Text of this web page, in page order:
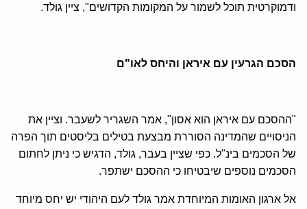
ודמוקרטית תוכל לשמור על המקומות הקדושים", ציין גולד.
הסכם הגרעין עם איראן והיחס לאו"ם
"ההסכם עם איראן הוא אסון", אמר השגריר לשעבר. וציין את
הניסויים שהמדינה הסוררת מבצעת בטילים בליסטים תוך הפרה
של הסכמים בינ"ל. כפי שציין בעבר, גולד, הדגיש כי ניתן לחתום
הסכמים נוספים שיבטיחו כי ההסכם ישתפר.
אל ארגון האומות המיוחדת אמר גולד לעם היהודי יש יחס מיוחד